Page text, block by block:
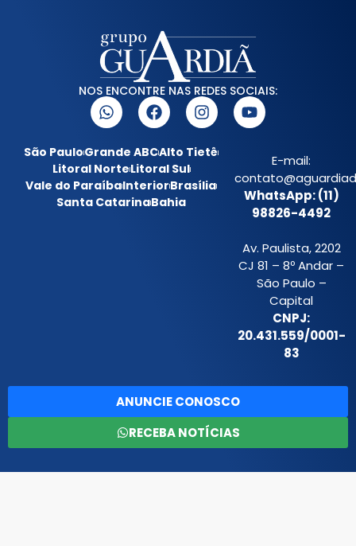
NOS ENCONTRE NAS REDES SOCIAIS:
São PauloGrande ABCAlto Tietê
Litoral NorteLitoral Sul
Vale do ParaíbaInteriorBrasília
Santa CatarinaBahia
E-mail:
WhatsApp: (11)
98826-4492
Av. Paulista, 2202
CJ 81 – 8º Andar –
São Paulo –
Capital
CNPJ:
20.431.559/0001-
83
ANUNCIE CONOSCO
RECEBA NOTÍCIAS